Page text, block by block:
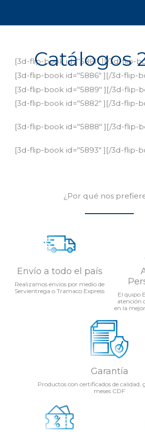
Catálogos
[3d-flip-book id="5861" ][/3d-flip-
[3d-flip-book id="5886" ][/3d-flip-
[3d-flip-book id="5889" ][/3d-flip-
[3d-flip-book id="5882" ][/3d-flip-
[3d-flip-book id="5888" ][/3d-flip-
[3d-flip-book id="5893" ][/3d-flip-
¿Por qué nos
Envío a todo el país
Realizamos envíos por medio de
Servientrega o Tramaco Express
El quipo
atención
en la
Garantía
Productos con certificados de calidad,
meses CDF